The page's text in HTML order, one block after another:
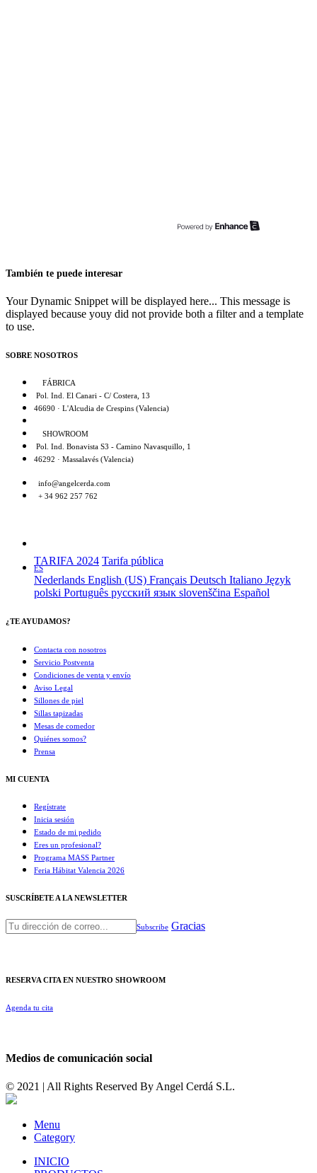
También te puede interesar
Your Dynamic Snippet will be displayed here... This message is
displayed because youy did not provide both a filter and a template
to use.
SOBRE NOSOTROS
FÁBRICA
Pol. Ind. El Canari - C/ Costera, 13
46690 · L'Alcudia de Crespins (Valencia)
SHOWROOM
Pol. Ind. Bonavista S3 - Camino Navasquillo, 1
46292 · Massalavés (Valencia)
info@angelcerda.com
+ 34 962 257 762
TARIFA 2024 Tarifa pública
ES
Nederlands English (US) Français Deutsch Italiano Język
polski Português русский язык slovenščina Español
¿TE AYUDAMOS?
Contacta con nosotros
Servicio Postventa
Condiciones de venta y envío
Aviso Legal
Sillones de piel
Sillas tapizadas
Mesas de comedor
Quiénes somos?
Prensa
MI CUENTA
Regístrate
Inicia sesión
Estado de mi pedido
Eres un profesional?
Programa MASS Partner
Feria Hábitat Valencia 2026​
SUSCRÍBETE A LA NEWSLETTER
Subscribe Gracias
RESERVA CITA EN NUESTRO SHOWROOM
Agenda tu cita
Medios de comunicación social
© 2021 | All Rights Reserved By Angel Cerdá S.L.
Menu
Category
INICIO